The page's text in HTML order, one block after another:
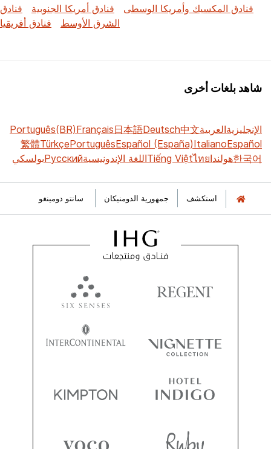
فنادق المكسيك وأمريكا الوسطى
فنادق أمريكا الجنوبية
فنادق
الشرق الأوسط
فنادق أفريقيا
شاهد بلغات أخرى
الإنجليزيةالعربية中文
Deutsch
日本語
Français
Português(BR)
Español
Italiano
Español (España)
Português
Türkçe
繁體
한국어هولنداไทย
Tiếng Việtاللغة الإندونيسيةРусскийبولسكي
استكشف ‫‫جمهورية الدومنيكان‬‬ سانتو دومينغو